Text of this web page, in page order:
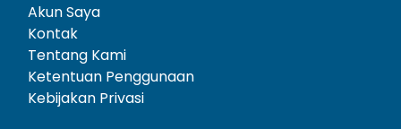
Akun Saya
Kontak
Tentang Kami
Ketentuan Penggunaan
Kebijakan Privasi